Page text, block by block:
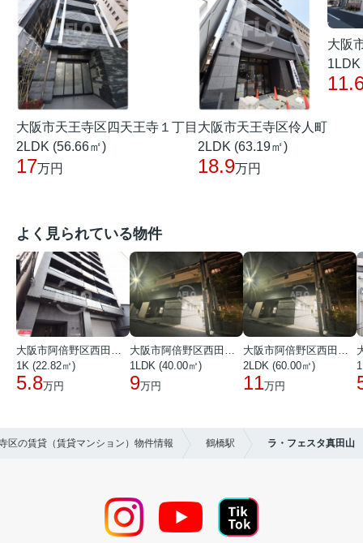
大阪市天王寺区四天王寺１丁目
2LDK (56.66㎡)
17万円
大阪市天王寺区伶人町
2LDK (63.19㎡)
18.9万円
大阪
1LDK
よく見られている物件
大阪市阿倍野区西田辺町１丁目
1K (22.82㎡)
5.8万円
大阪市阿倍野区西田辺町１丁目
1LDK (40.00㎡)
9万円
大阪市阿倍野区西田辺町１丁目
2LDK (60.00㎡)
11万円
区の賃貸（賃貸マンション）物件情報 鶴橋駅 ラ・フェスタ真田山